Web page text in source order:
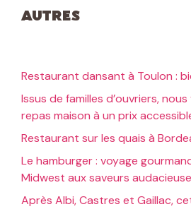
Autres
Restaurant dansant à Toulon :
Issus de familles d’ouvriers,
repas maison à un prix
Restaurant sur les quais à
Le hamburger : voyage
Midwest aux saveurs
Après Albi, Castres et Gaillac,